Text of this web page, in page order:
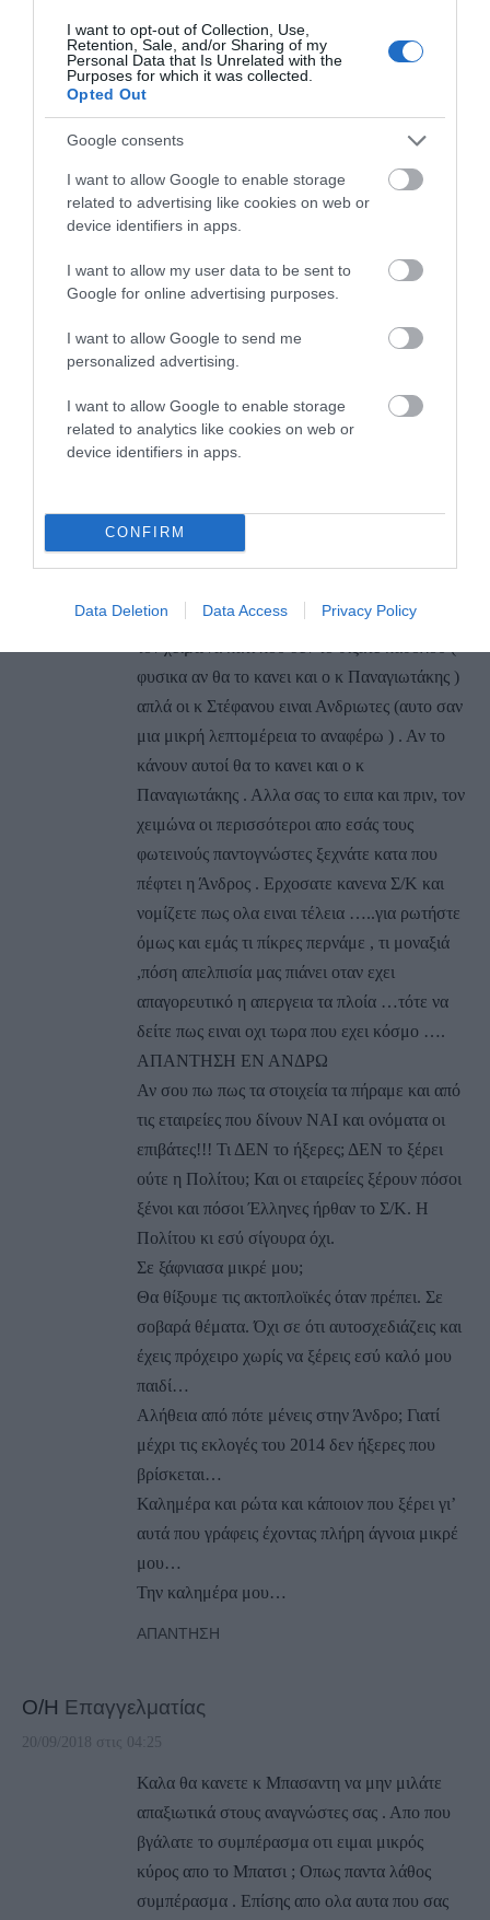
I want to opt-out of Collection, Use,
Retention, Sale, and/or Sharing of my
Personal Data that Is Unrelated with the
Purposes for which it was collected.
Opted Out
Google consents
I want to allow Google to enable storage
related to advertising like cookies on web or
device identifiers in apps.
I want to allow my user data to be sent to
Google for online advertising purposes.
I want to allow Google to send me
personalized advertising.
I want to allow Google to enable storage
related to analytics like cookies on web or
device identifiers in apps.
CONFIRM
Data Deletion Data Access Privacy Policy
εμείς. Νέος είστε δεν είναι κακό να ρωτά
κανείς…
ΑΠΆΝΤΗΣΗ
Επαγγελματίας
20/09/2018 στις 04:59
Συνεχίζετε να μιλάτε απαξιωτικά κυριε και θα
ηθελα να σας ρωτήσω κάτι ; Λετε για τα
νούμερα των ταξιδιωτών των Σ/Κ και ρωτώ
τους πήρατε και ταυτότητα ; γιατι υπήρχαν
που ήρθαν μαλιςτα πρώτη φορά ( και αυτο το
ξέρω καλα λόγο της δουλειάς μου ) που
γραμμών στην Αθηνα . Καταλάβατε λοιπόν
κυριε …και εγω επίσης ειπα για τους
συνεχίσουν την έκπτωση που εχουν τωρα και
τον χειμώνα κάτι που δεν το θίξατε καθόλου (
φυσικα αν θα το κανει και ο κ Παναγιωτάκης )
απλά οι κ Στέφανου ειναι Ανδριωτες (αυτο σαν
μια μικρή λεπτομέρεια το αναφέρω ) . Αν το
κάνουν αυτοί θα το κανει και ο κ
Παναγιωτάκης . Αλλα σας το ειπα και πριν, τον
χειμώνα οι περισσότεροι απο εσάς τους
φωτεινούς παντογνώστες ξεχνάτε κατα που
πέφτει η Άνδρος . Ερχοσατε κανενα Σ/Κ και
νομίζετε πως ολα ειναι τέλεια …..για ρωτήστε
όμως και εμάς τι πίκρες περνάμε , τι μοναξιά
,πόση απελπισία μας πιάνει οταν εχει
απαγορευτικό η απεργεια τα πλοία …τότε να
δείτε πως ειναι οχι τωρα που εχει κόσμο ….
ΑΠΑΝΤΗΣΗ ΕΝ ΑΝΔΡΩ
Αν σου πω πως τα στοιχεία τα πήραμε και από
τις εταιρείες που δίνουν ΝΑΙ και ονόματα οι
επιβάτες!!! Τι ΔΕΝ το ήξερες; ΔΕΝ το ξέρει
ούτε η Πολίτου; Και οι εταιρείες ξέρουν πόσοι
ξένοι και πόσοι Έλληνες ήρθαν το Σ/Κ. Η
Πολίτου κι εσύ σίγουρα όχι.
Σε ξάφνιασα μικρέ μου;
Θα θίξουμε τις ακτοπλοϊκές όταν πρέπει. Σε
σοβαρά θέματα. Όχι σε ότι αυτοσχεδιάζεις και
έχεις πρόχειρο χωρίς να ξέρεις εσύ καλό μου
παιδί…
Αλήθεια από πότε μένεις στην Άνδρο; Γιατί
μέχρι τις εκλογές του 2014 δεν ήξερες που
βρίσκεται…
Καλημέρα και ρώτα και κάποιον που ξέρει γι’
αυτά που γράφεις έχοντας πλήρη άγνοια μικρέ
μου…
Την καλημέρα μου…
ΑΠΆΝΤΗΣΗ
Ο/Η Επαγγελματίας
20/09/2018 στις 04:25
Καλα θα κανετε κ Μπασαντη να μην μιλάτε
απαξιωτικά στους αναγνώστες σας . Απο που
βγάλατε το συμπέρασμα οτι ειμαι μικρός
κύρος απο το Μπατσι ; Οπως παντα λάθος
συμπέρασμα . Επίσης απο ολα αυτα που σας